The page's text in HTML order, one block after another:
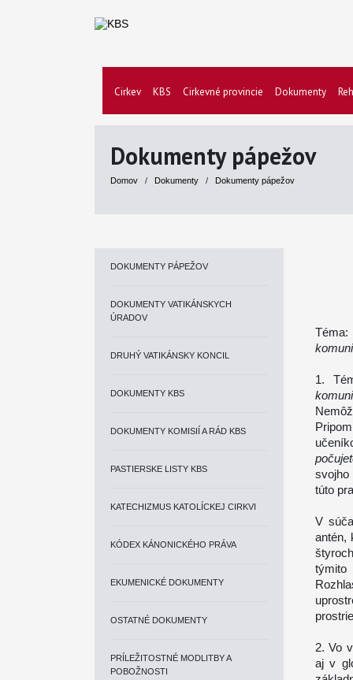
Cirkev KBS Cirkevné provincie Dokumenty
Dokumenty pápežov
Domov / Dokumenty / Dokumenty pápežov
DOKUMENTY PÁPEŽOV
DOKUMENTY VATIKÁNSKYCH
ÚRADOV
DRUHÝ VATIKÁNSKY KONCIL
DOKUMENTY KBS
DOKUMENTY KOMISIÍ A RÁD KBS
PASTIERSKE LISTY KBS
KATECHIZMUS KATOLÍCKEJ CIRKVI
KÓDEX KÁNONICKÉHO PRÁVA
EKUMENICKÉ DOKUMENTY
OSTATNÉ DOKUMENTY
PRÍLEŽITOSTNÉ MODLITBY A
POBOŽNOSTI
1.
túto
V
antén,
2. Vo
aj v